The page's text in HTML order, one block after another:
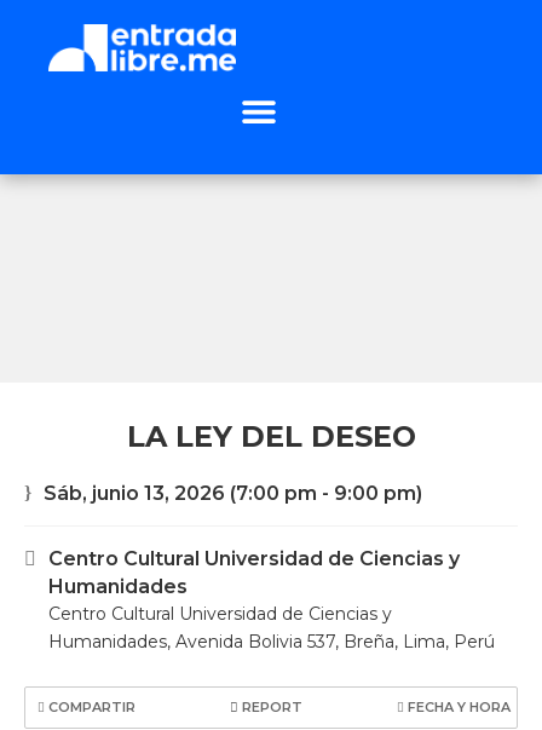
LA LEY DEL DESEO
Sáb, junio 13, 2026 (7:00 pm - 9:00 pm)
Centro Cultural Universidad de Ciencias y
Humanidades
Centro Cultural Universidad de Ciencias y
Humanidades, Avenida Bolivia 537, Breña, Lima, Perú
COMPARTIR REPORT FECHA Y HORA